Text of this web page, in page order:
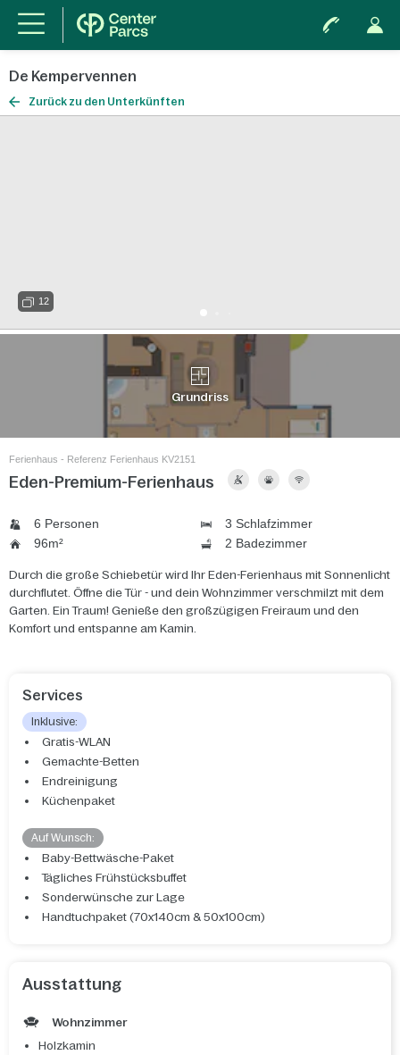
De Kempervennen
Zurück zu den Unterkünften
12
Grundriss
Ferienhaus - Referenz Ferienhaus KV2151
Eden-Premium-Ferienhaus
6 Personen
3 Schlafzimmer
96m²
2 Badezimmer
Durch die große Schiebetür wird Ihr Eden-Ferienhaus mit Sonnenlicht
durchflutet. Öffne die Tür - und dein Wohnzimmer verschmilzt mit dem
Garten. Ein Traum! Genieße den großzügigen Freiraum und den
Komfort und entspanne am Kamin.
Services
Inklusive:
Gratis-WLAN
Gemachte-Betten
Endreinigung
Küchenpaket
Auf Wunsch:
Baby-Bettwäsche-Paket
Tägliches Frühstücksbuffet
Sonderwünsche zur Lage
Handtuchpaket (70x140cm & 50x100cm)
Ausstattung
Wohnzimmer
Holzkamin